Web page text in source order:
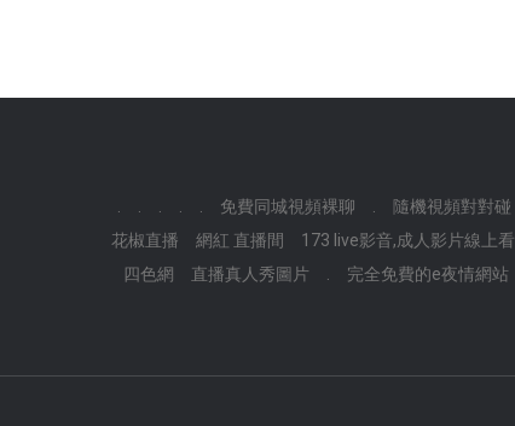
免費同城視頻裸聊 隨機視頻對對碰
花椒直播
網紅 直播間 173 live影音,成人影片線上看
四色網
直播真人秀圖片 完全免費的e夜情網站